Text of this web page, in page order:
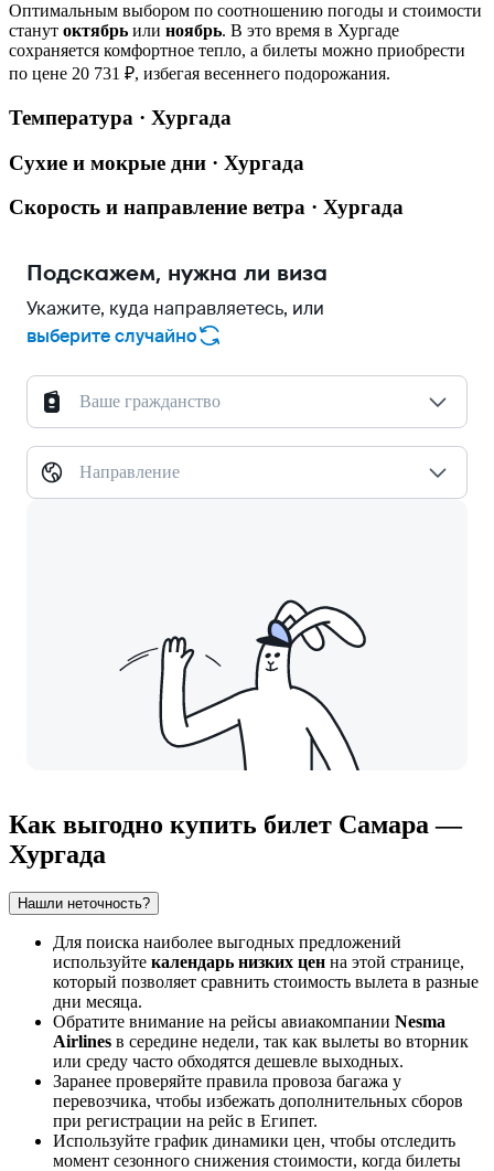
Оптимальным выбором по соотношению погоды и стоимости
станут октябрь или ноябрь. В это время в Хургаде
сохраняется комфортное тепло, а билеты можно приобрести
по цене 20 731 ₽, избегая весеннего подорожания.
Температура · Хургада
Сухие и мокрые дни · Хургада
Скорость и направление ветра · Хургада
Подскажем, нужна ли виза
Укажите, куда направляетесь, или
выберите случайно
Ваше гражданство
Направление
Как выгодно купить билет Самара —
Хургада
Нашли неточность?
Для поиска наиболее выгодных предложений
используйте календарь низких цен на этой странице,
который позволяет сравнить стоимость вылета в разные
дни месяца.
Обратите внимание на рейсы авиакомпании Nesma
Airlines в середине недели, так как вылеты во вторник
или среду часто обходятся дешевле выходных.
Заранее проверяйте правила провоза багажа у
перевозчика, чтобы избежать дополнительных сборов
при регистрации на рейс в Египет.
Используйте график динамики цен, чтобы отследить
момент сезонного снижения стоимости, когда билеты